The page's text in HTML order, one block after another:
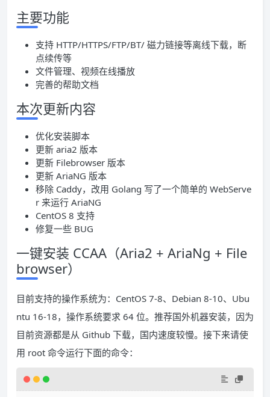
主要功能
支持 HTTP/HTTPS/FTP/BT/ 磁力链接等离线下载，断
点续传等
文件管理、视频在线播放
完善的帮助文档
本次更新内容
优化安装脚本
更新 aria2 版本
更新 Filebrowser 版本
更新 AriaNG 版本
移除 Caddy，改用 Golang 写了一个简单的 WebServe
r 来运行 AriaNG
CentOS 8 支持
修复一些 BUG
一键安装 CCAA（Aria2 + AriaNg + File
browser）
目前支持的操作系统为：CentOS 7-8、Debian 8-10、Ubu
ntu 16-18，操作系统要求 64 位。推荐国外机器安装，因为
目前资源都是从 Github 下载，国内速度较慢。接下来请使
用 root 命令运行下面的命令：